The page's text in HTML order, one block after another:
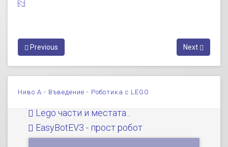
Next
Previous
Ниво A - Въведение - Роботика с LEGO
Как да следваме...
До сега не ви се е...
За какво да внимавате,...
Lego части и местата...
EasyBotEV3 - прост робот